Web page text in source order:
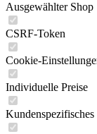
Ausgewählter Shop
CSRF-Token
Cookie-
Individuelle Preise